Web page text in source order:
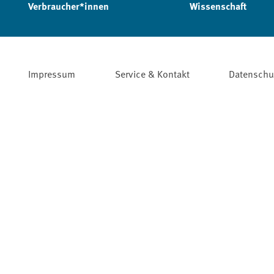
Verbraucher*innen Wissenschaft
Impressum Service & Kontakt